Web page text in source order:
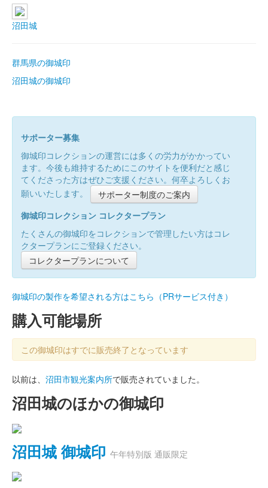
沼田城
群馬県の御城印
沼田城の御城印
サポーター募集
御城印コレクションの運営には多くの労力がかかってい
ます。今後も維持するためにこのサイトを便利だと感じ
てくださった方はぜひご支援ください。何卒よろしくお
願いいたします。
サポーター制度のご案内
御城印コレクション コレクタープラン
たくさんの御城印をコレクションで管理したい方はコレ
クタープランにご登録ください。
コレクタープランについて
御城印の製作を希望される方はこちら（PRサービス付き）
購入可能場所
この御城印はすでに販売終了となっています
以前は、 沼田市観光案内所で販売されていました。
沼田城のほかの御城印
沼田城 御城印 午年特別版 通販限定